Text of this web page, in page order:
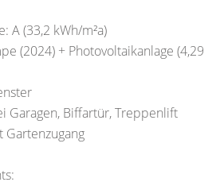
A (33,2 kWh/m²a)
(2024) + Photovoltaikanlage (4,29
Garagen, Biffartür, Treppenlift